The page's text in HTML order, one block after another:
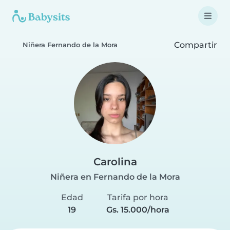
Niñera Fernando de la Mora Compartir
Carolina
Niñera en Fernando de la Mora
Edad
19
Tarifa por hora
Gs. 15.000/hora